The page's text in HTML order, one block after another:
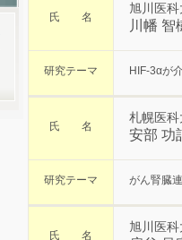
氏 名
旭川医
川幡 智
研究テーマ HIF-3αが
氏 名
札幌医
安部 功
研究テーマ がん腎臓
氏 名
旭川医